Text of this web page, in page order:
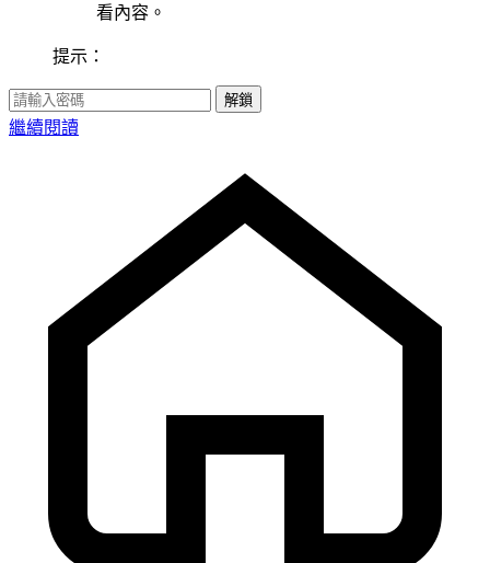
看內容。
提示：
解鎖
繼續閱讀